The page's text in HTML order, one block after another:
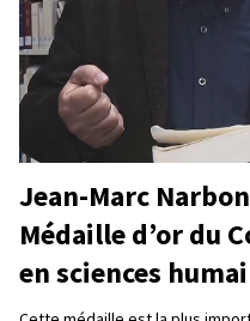
Jean-Marc
Médaille d’or du
en sciences